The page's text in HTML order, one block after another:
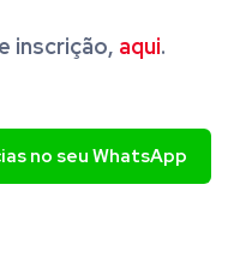
inscrição, aqui.
no seu WhatsApp